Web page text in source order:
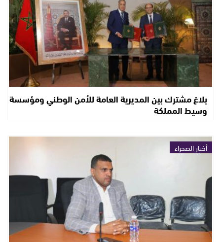
بلاغ مشترك بين المديرية العامة للأمن الوطني ومؤسسة
وسيط المملكة
أخبار الصحراء